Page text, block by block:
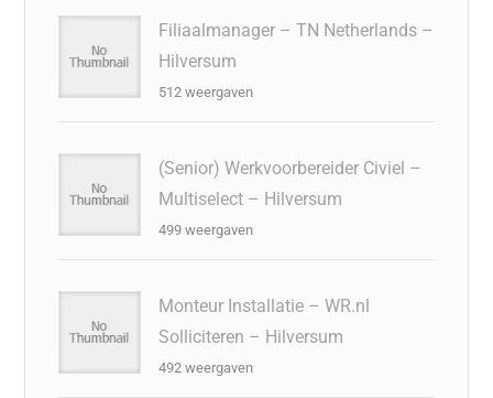
Filiaalmanager – TN Netherlands –
Hilversum
512 weergaven
(Senior) Werkvoorbereider Civiel –
Multiselect – Hilversum
499 weergaven
Monteur Installatie – WR.nl
Solliciteren – Hilversum
492 weergaven